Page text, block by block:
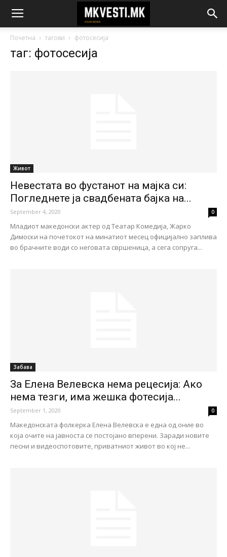
Почетна тагови фотосесија
таг: фотосесија
Живот
Невестата во фустанот на мајка си:
Погледнете ја свадбената бајка на...
September 4, 2020 0
Младиот македонски актер од Театар Комедија, Жарко
Димоски на почетокот на минатиот месец официјално заплива
во брачните води со неговата свршеница, а сега сопруга...
Забава
За Елена Велевска нема рецесија: Ако
нема тезги, има жешка фотесија...
September 1, 2020 0
Македонската фолкерка Елена Велевска е една од оние во
која очите на јавноста се постојано вперени. Заради новите
песни и видеоспотовите, приватниот живот во кој не...